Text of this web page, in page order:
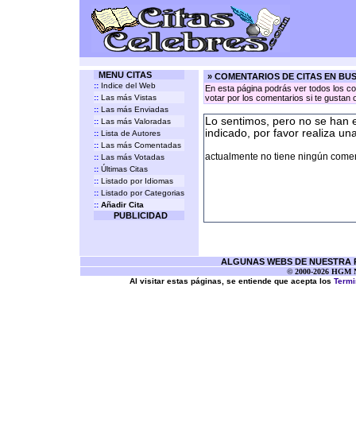
MENU CITAS
:: Indice del Web
:: Las más Vistas
:: Las más Enviadas
:: Las más Valoradas
:: Lista de Autores
:: Las más Comentadas
:: Las más Votadas
:: Últimas Citas
:: Listado por Idiomas
:: Listado por Categorias
:: Añadir Cita
PUBLICIDAD
» COMENTARIOS DE CITAS EN
En esta página podrás ver todos los
votar por los comentarios si te gustan
Lo sentimos, pero no se han
indicado, por favor realiza
actualmente no tiene ningún
ALGUNAS WEBS DE NUESTRA
© 2000-2026 HGM
Al visitar estas páginas, se entiende que acepta los